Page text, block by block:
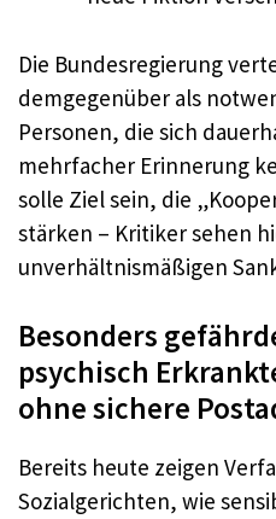
Die Bundesregierung
demgegenüber als
Personen, die sich
mehrfacher Erinnerung
solle Ziel sein, die
stärken – Kritiker sehen
unverhältnismäßigen
Besonders
psychisch
ohne sichere
Bereits heute zeigen
Sozialgerichten, wie